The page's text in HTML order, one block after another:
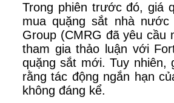
Trong phiên trước đó, giá
mua quặng sắt nhà nước
Group (CMRG đã yêu cầu
tham gia thảo luận với
quặng sắt mới. Tuy nhiên,
rằng tác động ngắn hạn
không đáng kể.